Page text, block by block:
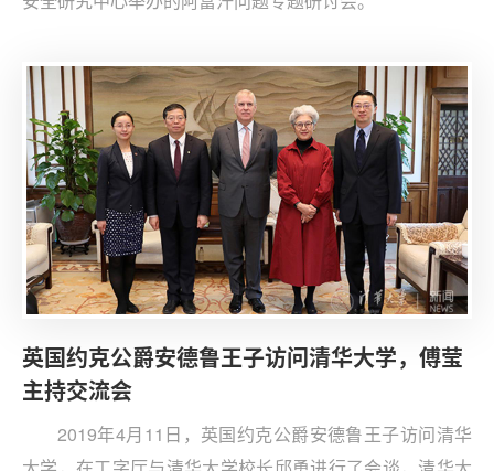
英国约克公爵安德鲁王子访问清华大学，傅莹
主持交流会
2019年4月11日，英国约克公爵安德鲁王子访问清华